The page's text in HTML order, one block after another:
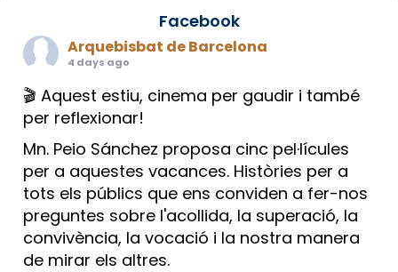
Facebook
Arquebisbat de Barcelona
4 days ago
🎬 Aquest estiu, cinema per gaudir i també
per reflexionar!
Mn. Peio Sánchez proposa cinc pel·lícules
per a aquestes vacances. Històries per a
tots els públics que ens conviden a fer-nos
preguntes sobre l'acollida, la superació, la
convivència, la vocació i la nostra manera
de mirar els altres.